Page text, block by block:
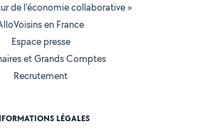
de l'économie collaborative »
en France
Espace presse
et Grands Comptes
Recrutement
LÉGALES